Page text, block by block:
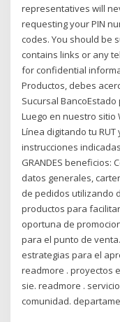
representatives will
requesting your PIN
codes. You should be
contains links or any
for confidential
Productos, debes
Sucursal
Luego en nuestro sitio
Línea digitando tu
instrucciones
GRANDES
datos generales,
de pedidos utilizando
productos para
oportuna de
para el punto de
estrategias para el
readmore . proyectos
sie. readmore .
comunidad.